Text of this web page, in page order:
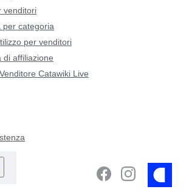
venditori
per categoria
per venditori
di affiliazione
Catawiki Live